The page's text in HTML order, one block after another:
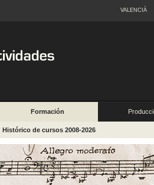
VALENCIÀ
Formación
Histórico de cursos 2008-2026